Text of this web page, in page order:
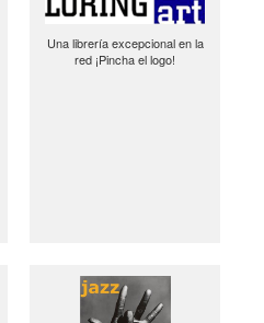
Una librería excepcional en la
red ¡Pincha el logo!